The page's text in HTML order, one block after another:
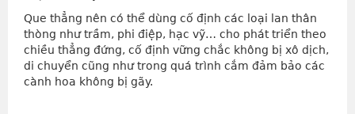
Que thẳng nên có thể dùng cố định các loại lan thân
thòng như trầm, phi điệp, hạc vỹ… cho phát triển theo
chiều thẳng đứng, cố định vững chắc không bị xô dịch,
di chuyển cũng như trong quá trình cắm đảm bảo các
cành hoa không bị gãy.